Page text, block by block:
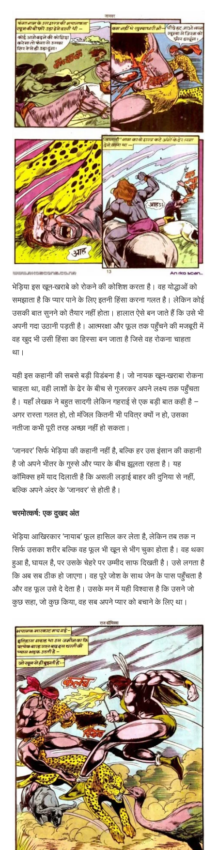
भेड़िया इस खून-खराबे को रोकने की कोशिश करता है। वह योद्धाओं को
समझाता है कि प्यार पाने के लिए इतनी हिंसा करना गलत है। लेकिन कोई
उसकी बात सुनने को तैयार नहीं होता। हालात ऐसे बन जाते हैं कि उसे भी
अपनी गदा उठानी पड़ती है। आत्मरक्षा और फूल तक पहुँचने की मजबूरी में
वह खुद भी उसी हिंसा का हिस्सा बन जाता है जिसे वह रोकना चाहता
था।
यही इस कहानी की सबसे बड़ी विडंबना है। जो नायक खून-खराबा रोकना
चाहता था, वही लाशों के ढेर के बीच से गुजरकर अपने लक्ष्य तक पहुँचता
है। यहाँ लेखक ने बहुत सादगी लेकिन गहराई से एक बड़ी बात कही है –
अगर रास्ता गलत हो, तो मंजिल कितनी भी पवित्र क्यों न हो, उसका
नतीजा कभी पूरी तरह अच्छा नहीं हो सकता।
‘जानवर’ सिर्फ भेड़िया की कहानी नहीं है, बल्कि हर उस इंसान की कहानी
है जो अपने भीतर के गुस्से और प्यार के बीच झूलता रहता है। यह
कॉमिक्स हमें याद दिलाती है कि असली लड़ाई बाहर की दुनिया से नहीं,
बल्कि अपने अंदर के ‘जानवर’ से होती है।
चरमोत्कर्ष:एकदुखदअंत
भेड़िया आखिरकार ‘नायाब’ फूल हासिल कर लेता है, लेकिन तब तक न
सिर्फ उसका शरीर बल्कि वह फूल भी खून से भीग चुका होता है। वह थका
हुआ है, घायल है, पर उसके चेहरे पर उम्मीद साफ दिखती है। उसे लगता है
कि अब सब ठीक हो जाएगा। वह पूरे जोश के साथ जेन के पास पहुँचता है
और वह फूल उसे दे देता है। उसके मन में यही विश्वास है कि उसने जो
कुछ सहा, जो कुछ किया, वह सब अपने प्यार को बचाने के लिए था।